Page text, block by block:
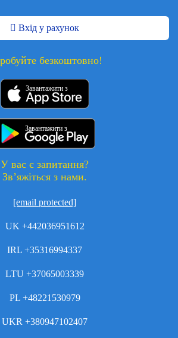
Вхід у рахунок
безкоштовно!
Завантажити з
Завантажити з
У вас є запитання?
Зв’яжіться з нами.
[email protected]
UK +442036951612
IRL +35316994337
LTU +37065003339
PL +48221530979
UKR +380947102407